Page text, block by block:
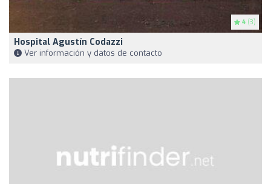
4 (3)
Hospital Agustín Codazzi
Ver información y datos de contacto